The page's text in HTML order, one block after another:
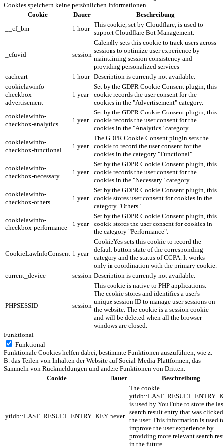
Cookies speichern keine persönlichen Informationen.
Cookie
Dauer
Beschreibung
__cf_bm
1 hour
This cookie, set by Cloudflare, is used to
support Cloudflare Bot Management.
_cfuvid session
Calendly sets this cookie to track users across
sessions to optimize user experience by
maintaining session consistency and
providing personalized services
cacheart
1 hour Description is currently not available.
cookielawinfo-
checkbox-
advertisement
1 year
Set by the GDPR Cookie Consent plugin, this
cookie records the user consent for the
cookies in the "Advertisement" category.
cookielawinfo-
checkbox-analytics
1 year
Set by the GDPR Cookie Consent plugin, this
cookie records the user consent for the
cookies in the "Analytics" category.
cookielawinfo-
checkbox-functional
1 year
The GDPR Cookie Consent plugin sets the
cookie to record the user consent for the
cookies in the category "Functional".
cookielawinfo-
checkbox-necessary
1 year
Set by the GDPR Cookie Consent plugin, this
cookie records the user consent for the
cookies in the "Necessary" category.
cookielawinfo-
checkbox-others
1 year
Set by the GDPR Cookie Consent plugin, this
cookie stores user consent for cookies in the
category "Others".
cookielawinfo-
checkbox-performance
1 year
Set by the GDPR Cookie Consent plugin, this
cookie stores the user consent for cookies in
the category "Performance".
CookieLawInfoConsent 1 year
CookieYes sets this cookie to record the
default button state of the corresponding
category and the status of CCPA. It works
only in coordination with the primary cookie.
current_device
session Description is currently not available.
PHPSESSID session
This cookie is native to PHP applications.
The cookie stores and identifies a user's
unique session ID to manage user sessions on
the website. The cookie is a session cookie
and will be deleted when all the browser
windows are closed.
Funktional
Funktional
Funktionale Cookies helfen dabei, bestimmte Funktionen auszuführen, wie z.
B. das Teilen von Inhalten der Website auf Social-Media-Plattformen, das
Sammeln von Rückmeldungen und andere Funktionen von Dritten.
Cookie
Dauer Beschreibung
ytidb::LAST_RESULT_ENTRY_KEY never
The cookie
is used by YouTube to store the
search result entry that was
the user. This information is used
improve the user experience by
providing more relevant search
in the future.